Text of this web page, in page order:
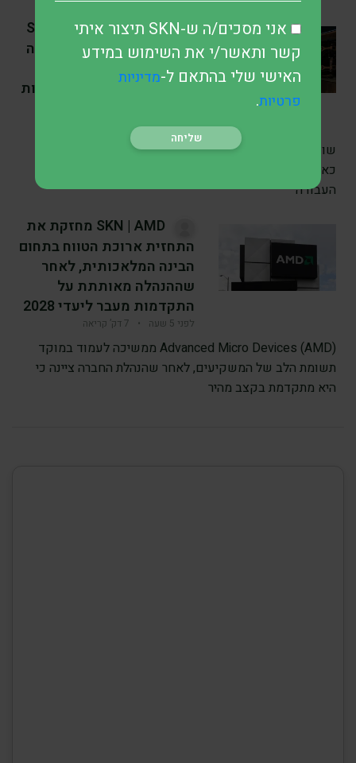
SKN | שיא חדש ב-S&P
500 לאחר שנתוני התעסוקה
החלשים מחזקים את
ההערכות להפסקה בהעלאות
לפני 5 שעה •
שוקי המניות בארצות הברית סיימו את השבוע בעליות חדות,
העבודה
SKN | AMD מחזקת את
התחזית ארוכת הטווח בתחום
הבינה המלאכותית, לאחר
שההנהלה מאותתת על
התקדמות מעבר ליעדי 2028
לפני 5 שעה • 7 דק’ קריאה
Advanced Micro Devices (AMD) ממשיכה לעמוד במוקד
תשומת הלב של המשקיעים, לאחר שהנהלת החברה ציינה כי
היא מתקדמת בקצב מהיר
אני מסכים/ה ש-SKN תיצור איתי
קשר ותאשר/י את השימוש במידע
האישי שלי בהתאם ל-מדיניות
פרטיות.